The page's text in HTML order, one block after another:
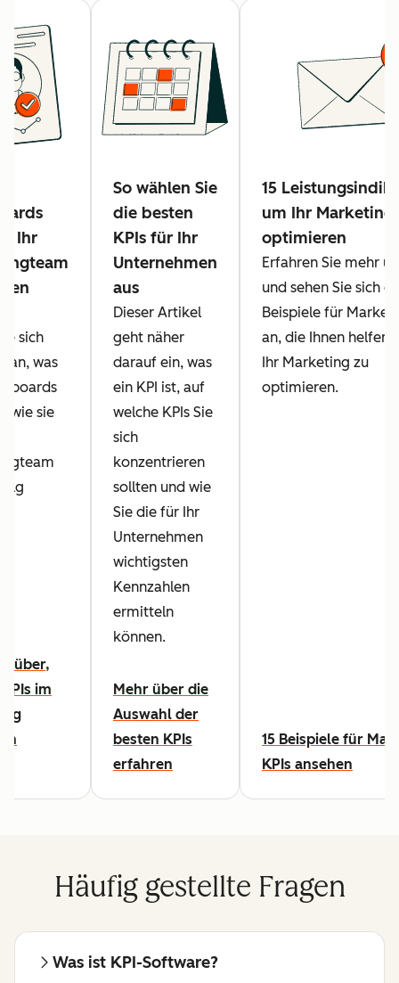
Ihr
sich
an, was
wie sie
im
So wählen Sie
die besten
KPIs für Ihr
Unternehmen
aus
Dieser Artikel
geht näher
darauf ein, was
ein KPI ist, auf
welche KPIs Sie
sich
konzentrieren
sollten und wie
Sie die für Ihr
Unternehmen
wichtigsten
Kennzahlen
ermitteln
können.
Mehr über die
Auswahl der
besten KPIs
erfahren
15
um Ihr Marketing
optimieren
Erfahren Sie mehr
und sehen Sie sich
Beispiele für
an, die Ihnen helfen
Ihr Marketing zu
optimieren.
15 Beispiele für
KPIs ansehen
Häufig gestellte Fragen
Was ist KPI-Software?